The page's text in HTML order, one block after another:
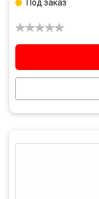
Под заказ